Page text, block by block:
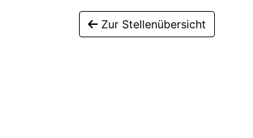
Zur Stellenübersicht